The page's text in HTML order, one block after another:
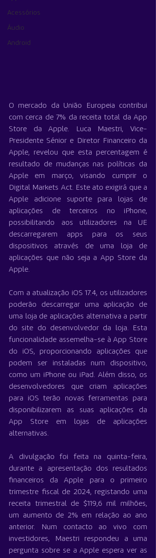
Acessórios
Áudio
Android
O mercado da União Europeia contribui
com cerca de 7% da receita total da App
Store da Apple. Luca Maestri, Vice-
Presidente Sénior e Diretor Financeiro da
Apple, revelou que esta percentagem é
resultado de mudanças nas políticas da
Apple em março, visando cumprir o
Digital Markets Act. Este ato exigirá que a
Apple adicione suporte para lojas de
aplicações de terceiros no iPhone,
possibilitando aos utilizadores na UE
descarregarem apps para os seus
dispositivos através de uma loja de
aplicações que não seja a App Store da
Apple.
Com a atualização iOS 17.4, os utilizadores
poderão descarregar uma aplicação de
uma loja de aplicações alternativa a partir
do site do desenvolvedor da loja. Esta
funcionalidade assemelha-se à App Store
do iOS, proporcionando aplicações que
podem ser instaladas num dispositivo,
como um iPhone ou iPad. Além disso, os
desenvolvedores que criam aplicações
para iOS terão novas ferramentas para
disponibilizarem as suas aplicações da
App Store em lojas de aplicações
alternativas.
A divulgação foi feita na quinta-feira,
durante a apresentação dos resultados
financeiros da Apple para o primeiro
trimestre fiscal de 2024, registando uma
receita trimestral de $119,6 mil milhões,
um aumento de 2% em relação ao ano
anterior. Num contacto ao vivo com
investidores, Maestri respondeu a uma
pergunta sobre se a Apple espera ver as